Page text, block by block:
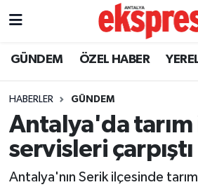
GÜNDEM ÖZEL HABER
HABERLER GÜNDEM
Antalya'da tarım
servisleri çarpıştı
Antalya'nın Serik ilçesinde
ÖZEL HABER
YEREL GÜNDEM
EKONOMİ
Nöbetçi Eczaneler
Trafik Durumu
Süper Lig Puan Durumu ve